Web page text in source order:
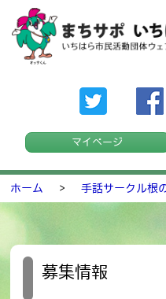
マイページ
ホーム > 手話サークル根
募集情報